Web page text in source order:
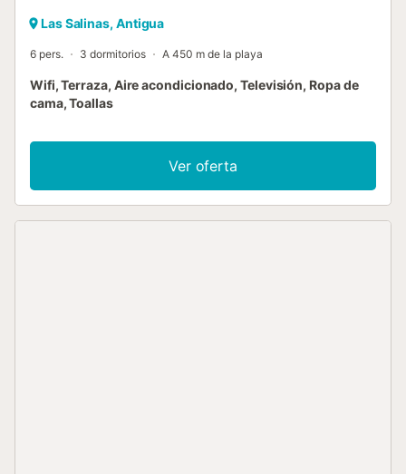
Las Salinas, Antigua
6 pers. 3 dormitorios A 450 m de la playa
Wifi, Terraza, Aire acondicionado, Televisión, Ropa de
cama, Toallas
Ver oferta